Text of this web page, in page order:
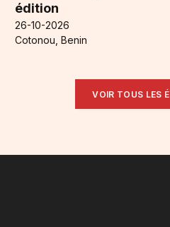
édition
26-10-2026
Cotonou, Benin
VOIR TOUS LES